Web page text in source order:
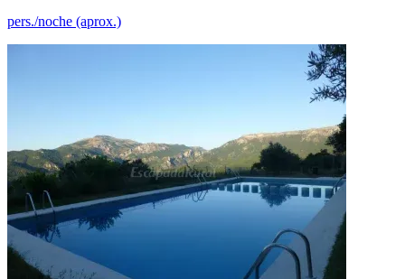
pers./noche (aprox.)